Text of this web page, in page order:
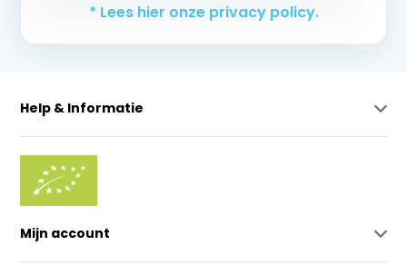
* Lees hier onze privacy policy.
Help & Informatie
Mijn account